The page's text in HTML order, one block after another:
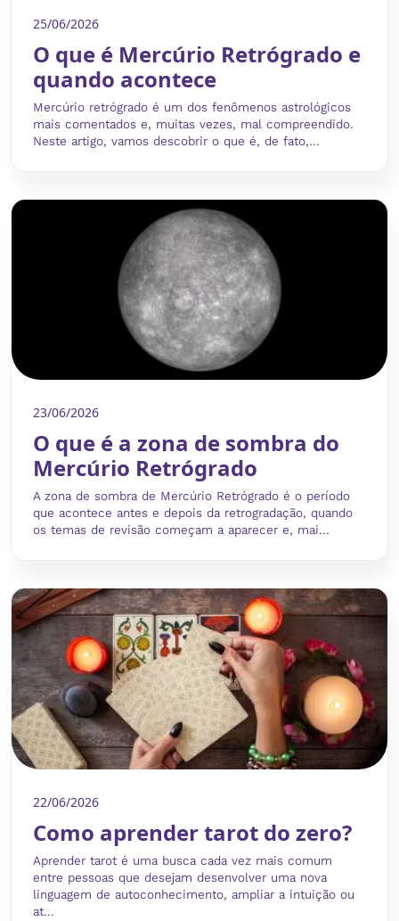
25/06/2026
O que é Mercúrio Retrógrado e
quando acontece
Mercúrio retrógrado é um dos fenômenos astrológicos
mais comentados e, muitas vezes, mal compreendido.
Neste artigo, vamos descobrir o que é, de fato,...
23/06/2026
O que é a zona de sombra do
Mercúrio Retrógrado
A zona de sombra de Mercúrio Retrógrado é o período
que acontece antes e depois da retrogradação, quando
os temas de revisão começam a aparecer e, mai...
22/06/2026
Como aprender tarot do zero?
Aprender tarot é uma busca cada vez mais comum
entre pessoas que desejam desenvolver uma nova
linguagem de autoconhecimento, ampliar a intuição ou
at...